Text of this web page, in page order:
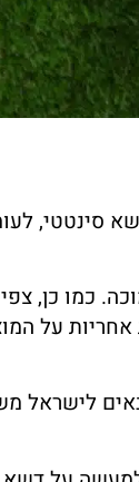
סינטטי,
כמו כן,
אחריות על
לישראל